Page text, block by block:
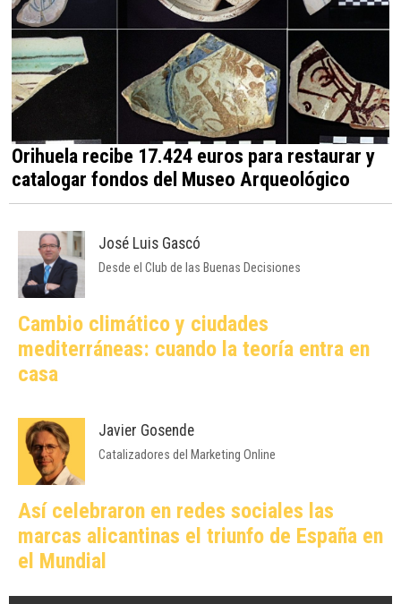
Orihuela recibe 17.424 euros para restaurar y
catalogar fondos del Museo Arqueológico
José Luis Gascó
Desde el Club de las Buenas Decisiones
Cambio climático y ciudades
mediterráneas: cuando la teoría entra en
casa
Javier Gosende
Catalizadores del Marketing Online
Así celebraron en redes sociales las
marcas alicantinas el triunfo de España en
el Mundial